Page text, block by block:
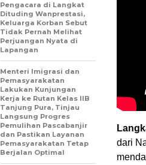
dari
Pengacara di Langkat
Dituding Wanprestasi,
Keluarga Korban Sebut
Tidak Pernah Melihat
Perjuangan Nyata di
Lapangan
Menteri Imigrasi dan
Pemasyarakatan
Lakukan Kunjungan
Kerja ke Rutan Kelas IIB
Tanjung Pura, Tinjau
Langsung Progres
Pemulihan Pascabanjir
dan Pastikan Layanan
Pemasyarakatan Tetap
Berjalan Optimal